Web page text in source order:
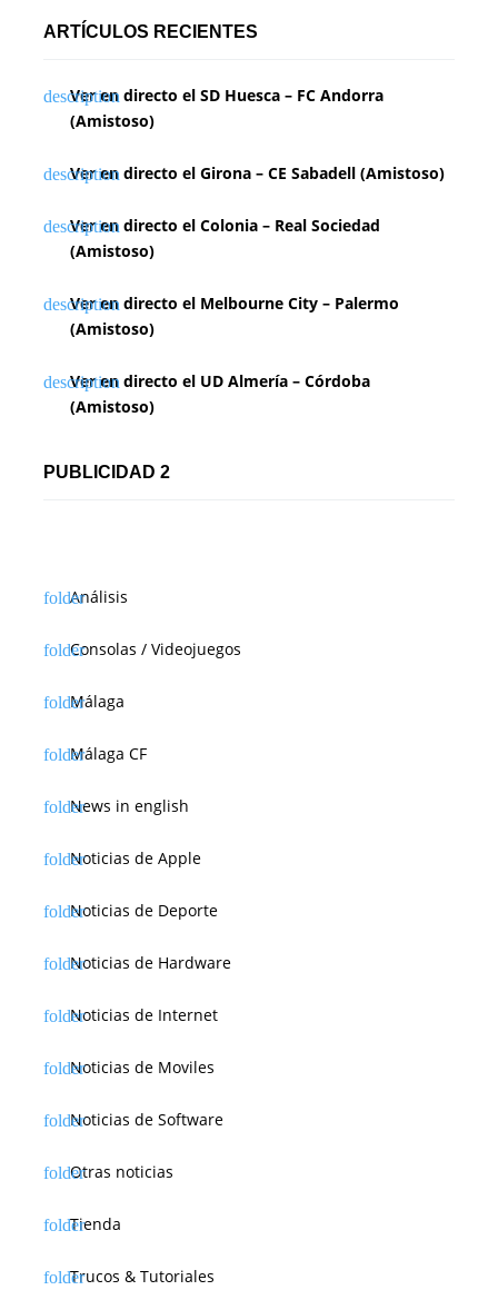
n
c
ó
n
e
n
a
s
ARTÍCULOS RECIENTES
Ver en directo el SD Huesca – FC Andorra
(Amistoso)
Ver en directo el Girona – CE Sabadell (Amistoso)
Ver en directo el Colonia – Real Sociedad
(Amistoso)
Ver en directo el Melbourne City – Palermo
(Amistoso)
Ver en directo el UD Almería – Córdoba
(Amistoso)
PUBLICIDAD 2
Análisis
Consolas / Videojuegos
Málaga
Málaga CF
News in english
Noticias de Apple
Noticias de Deporte
Noticias de Hardware
Noticias de Internet
Noticias de Moviles
Noticias de Software
Otras noticias
Tienda
Trucos & Tutoriales